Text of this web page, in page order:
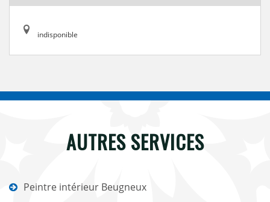
indisponible
AUTRES SERVICES
Peintre intérieur Beugneux